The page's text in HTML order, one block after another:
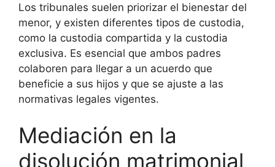
Los tribunales suelen priorizar el bienestar del
menor, y existen diferentes tipos de custodia,
como la custodia compartida y la custodia
exclusiva. Es esencial que ambos padres
colaboren para llegar a un acuerdo que
beneficie a sus hijos y que se ajuste a las
normativas legales vigentes.
Mediación en la
disolución matrimonial